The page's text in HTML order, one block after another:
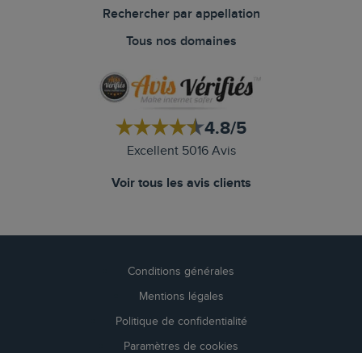
Rechercher par appellation
Tous nos domaines
4.8/5
Excellent 5016 Avis
Voir tous les avis clients
Conditions générales
Mentions légales
Politique de confidentialité
Paramètres de cookies